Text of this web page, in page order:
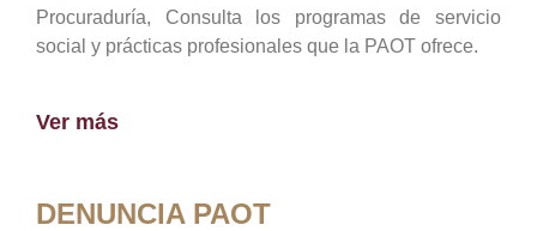
Procuraduría, Consulta los programas de servicio
social y prácticas profesionales que la PAOT ofrece.
Ver más
DENUNCIA PAOT